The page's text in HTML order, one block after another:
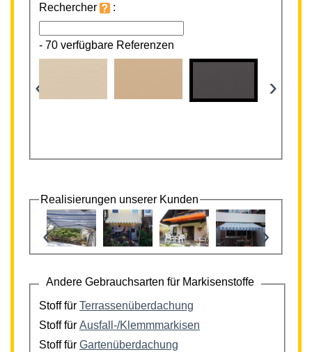
Rechercher
:
- 70 verfügbare Referenzen
‹ ›
Realisierungen unserer Kunden
‹ ›
Andere Gebrauchsarten für Markisenstoffe
Stoff für Terrassenüberdachung
Stoff für Ausfall-/Klemmmarkisen
Stoff für Gartenüberdachung